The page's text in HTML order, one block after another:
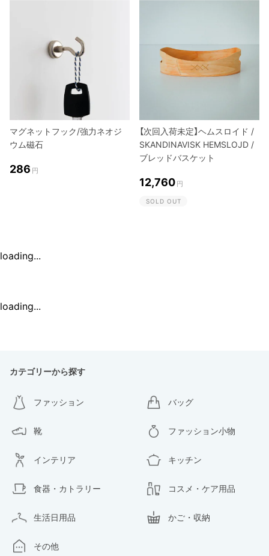
マグネットフック/強力ネオジ
ウム磁石
286 円
【次回入荷未定】ヘムスロイド /
SKANDINAVISK HEMSLOJD /
ブレッドバスケット
12,760 円
SOLD OUT
loading...
loading...
カテゴリーから探す
ファッション バッグ
靴 ファッション小物
インテリア キッチン
食器・カトラリー コスメ・ケア用品
生活日用品 かご・収納
その他